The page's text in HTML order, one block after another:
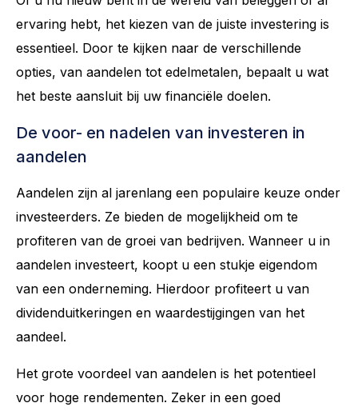
ervaring hebt, het kiezen van de juiste investering is
essentieel. Door te kijken naar de verschillende
opties, van aandelen tot edelmetalen, bepaalt u wat
het beste aansluit bij uw financiële doelen.
De voor- en nadelen van investeren in
aandelen
Aandelen zijn al jarenlang een populaire keuze onder
investeerders. Ze bieden de mogelijkheid om te
profiteren van de groei van bedrijven. Wanneer u in
aandelen investeert, koopt u een stukje eigendom
van een onderneming. Hierdoor profiteert u van
dividenduitkeringen en waardestijgingen van het
aandeel.
Het grote voordeel van aandelen is het potentieel
voor hoge rendementen. Zeker in een goed